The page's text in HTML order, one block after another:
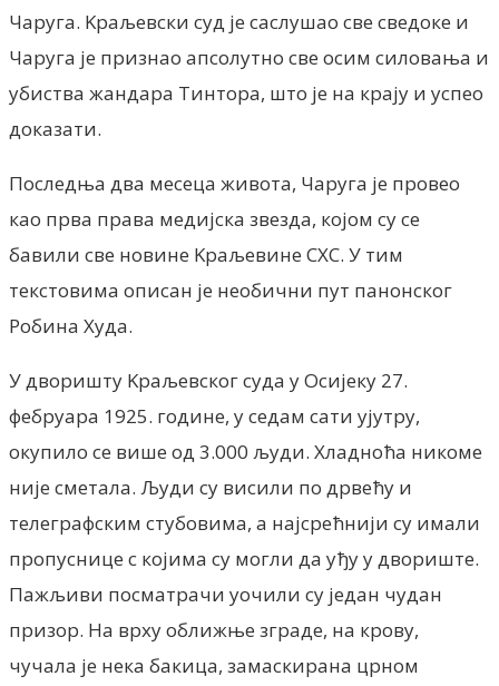
Чаруга. Kраљевски суд је саслушао све сведоке и
Чаруга је признао апсолутно све осим силовања и
убиства жандара Тинтора, што је на крају и успео
доказати.
Последња два месеца живота, Чаруга је провео
као прва права медијска звезда, којом су се
бавили све новине Kраљевине СХС. У тим
текстовима описан је необични пут панонског
Робина Худа.
У дворишту Kраљевског суда у Осијеку 27.
фебруара 1925. године, у седам сати ујутру,
окупило се више од 3.000 људи. Хладноћа никоме
није сметала. Људи су висили по дрвећу и
телеграфским стубовима, а најсрећнији су имали
пропуснице с којима су могли да уђу у двориште.
Пажљиви посматрачи уочили су један чудан
призор. На врху оближње зграде, на крову,
чучала је нека бакица, замаскирана црном